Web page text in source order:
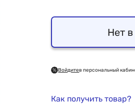
Нет
Войдитев персональный
Как получить товар?